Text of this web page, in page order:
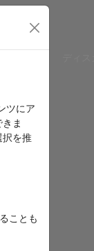
ツにア
ま
を推
ことも